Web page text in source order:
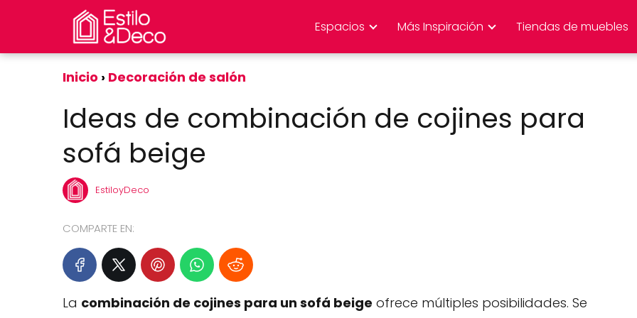
Espacios Más Inspiración Tiendas de muebles
Inicio Decoración de salón
Ideas de combinación de cojines para
sofá beige
EstiloyDeco
COMPARTE EN:
La combinación de cojines para un sofá beige ofrece múltiples posibilidades. Se